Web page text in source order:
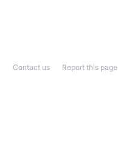
Report this page
Contact us